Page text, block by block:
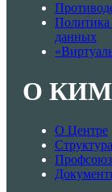
Политика
данных
О
О Центре
Структура